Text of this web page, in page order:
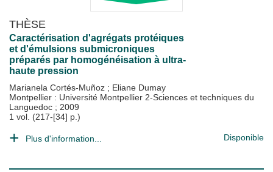
THÈSE
Caractérisation d'agrégats protéiques
et d'émulsions submicroniques
préparés par homogénéisation à ultra-
haute pression
Marianela Cortés-Muñoz ; Eliane Dumay
Montpellier : Université Montpellier 2-Sciences et techniques du
Languedoc ; 2009
1 vol. (217-[34] p.)
Plus d'information... Disponible